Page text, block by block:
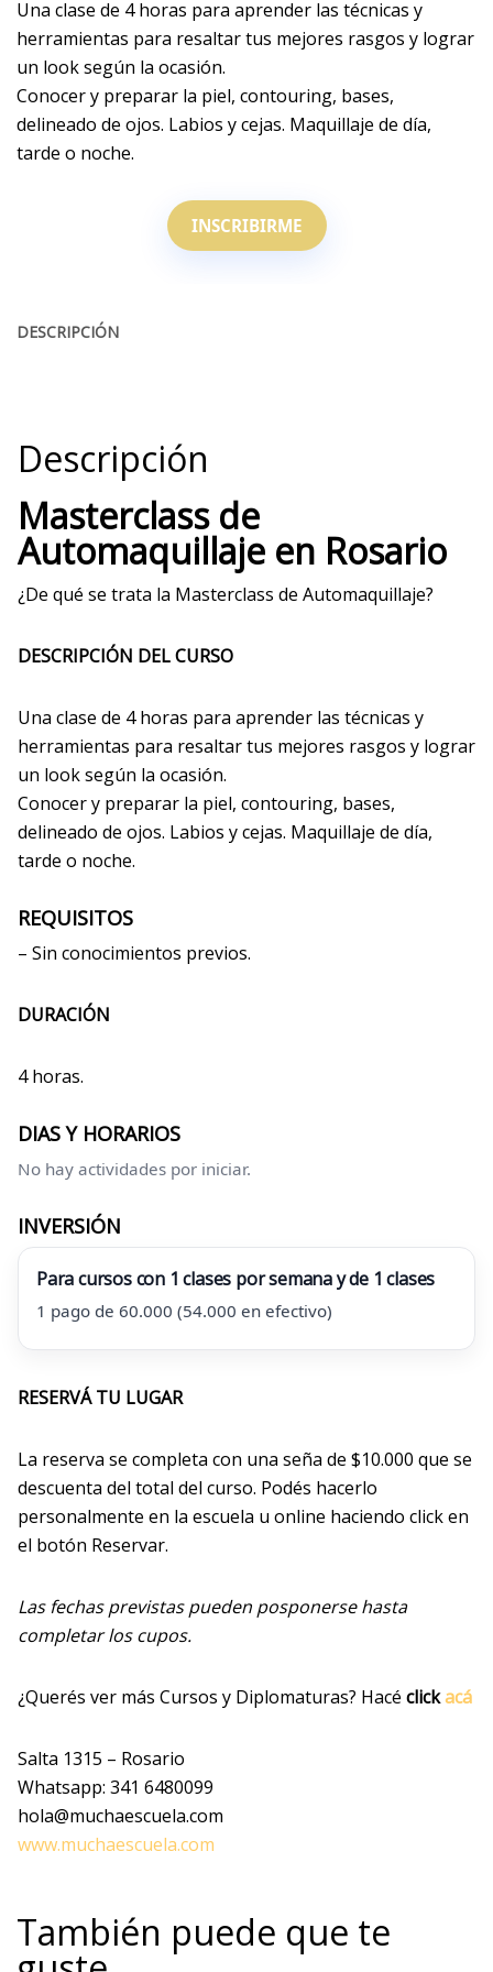
Una clase de 4 horas para aprender las técnicas y
herramientas para resaltar tus mejores rasgos y lograr
un look según la ocasión.
Conocer y preparar la piel, contouring, bases,
delineado de ojos. Labios y cejas. Maquillaje de día,
tarde o noche.
INSCRIBIRME
DESCRIPCIÓN
Descripción
Masterclass de
Automaquillaje en Rosario
¿De qué se trata la Masterclass de Automaquillaje?
DESCRIPCIÓN DEL CURSO
Una clase de 4 horas para aprender las técnicas y
herramientas para resaltar tus mejores rasgos y lograr
un look según la ocasión.
Conocer y preparar la piel, contouring, bases,
delineado de ojos. Labios y cejas. Maquillaje de día,
tarde o noche.
REQUISITOS
– Sin conocimientos previos.
DURACIÓN
4 horas.
DIAS Y HORARIOS
No hay actividades por iniciar.
INVERSIÓN
Para cursos con 1 clases por semana y de 1 clases
1 pago de 60.000 (54.000 en efectivo)
RESERVÁ TU LUGAR
La reserva se completa con una seña de $10.000 que se
descuenta del total del curso. Podés hacerlo
personalmente en la escuela u online haciendo click en
el botón Reservar.
Las fechas previstas pueden posponerse hasta
completar los cupos.
¿Querés ver más Cursos y Diplomaturas? Hacé clickacá
Salta 1315 – Rosario
Whatsapp: 341 6480099
hola@muchaescuela.com
www.muchaescuela.com
También puede que te